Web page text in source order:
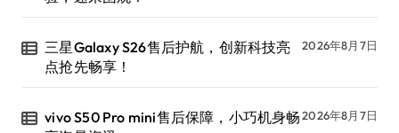
三星Galaxy S26售后护航，创新科技亮
点抢先畅享！
2026年8月7日
vivo S50 Pro mini售后保障，小巧机身畅2026年8月7日